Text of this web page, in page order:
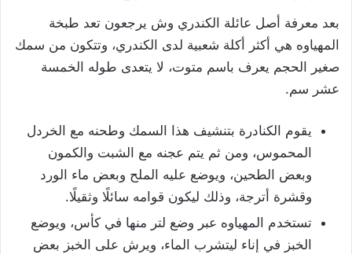
بعد معرفة أصل عائلة الكندري وش يرجعون تعد طبخة
المهياوه هي أكثر أكلة شعبية لدى الكندري، وتتكون من سمك
صغير الحجم يعرف باسم متوت، لا يتعدى طوله الخمسة
عشر سم.
يقوم الكنادرة بتنشيف هذا السمك وطحنه مع الخردل
المحموس، ومن ثم يتم عجنه مع الشبت والكمون
وبعض الطحين، ويوضع عليه الملح وبعض ماء الورد
وقشرة أترجة، وذلك ليكون قوامه سائلًا وثقيلًا.
تستخدم المهياوه عبر وضع لتر منها في كأس، ويوضع
الخبز في إناء ليتشرب الماء، ويرش على الخبز بعض